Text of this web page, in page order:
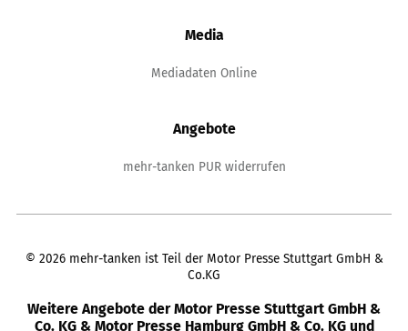
Media
Mediadaten Online
Angebote
mehr-tanken PUR widerrufen
© 2026 mehr-tanken ist Teil der Motor Presse Stuttgart GmbH &
Co.KG
Weitere Angebote der Motor Presse Stuttgart GmbH &
Co. KG & Motor Presse Hamburg GmbH & Co. KG und